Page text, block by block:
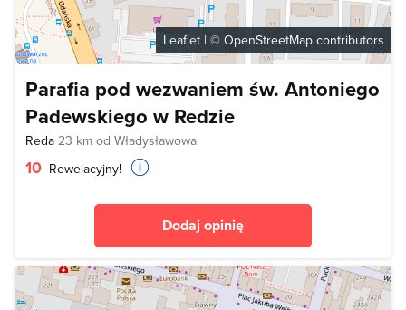
Leaflet | © OpenStreetMap contributors
Parafia pod wezwaniem św. Antoniego
Padewskiego w Redzie
Reda 23 km od Władysławowa
10 Rewelacyjny!
Dodaj opinię